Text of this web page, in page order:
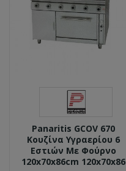
Panaritis GCOV 670
Κουζίνα Υγραερίου 6
Εστιών Με Φούρνο
120x70x86cm 120x70x86